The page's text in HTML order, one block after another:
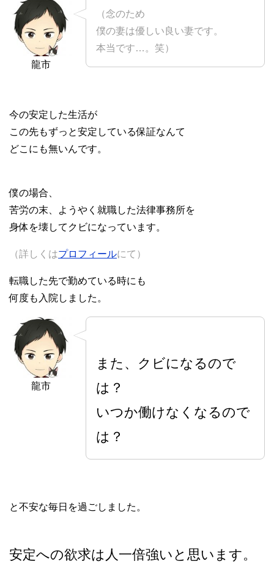
龍市
（念のため
僕の妻は優しい良い妻です。
本当です…。笑）
今の安定した生活が
この先もずっと安定している保証なんて
どこにも無いんです。
僕の場合、
苦労の末、ようやく就職した法律事務所を
身体を壊してクビになっています。
（詳しくはプロフィールにて）
転職した先で勤めている時にも
何度も入院しました。
龍市
また、クビになるので
は？
いつか働けなくなるので
は？
と不安な毎日を過ごしました。
安定への欲求は人一倍強いと思います。